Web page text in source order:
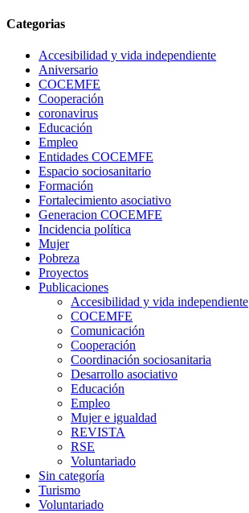
Categorias
Accesibilidad y vida independiente
Aniversario
COCEMFE
Cooperación
coronavirus
Educación
Empleo
Entidades COCEMFE
Espacio sociosanitario
Formación
Fortalecimiento asociativo
Generacion COCEMFE
Incidencia política
Mujer
Pobreza
Proyectos
Publicaciones
Accesibilidad y vida independiente
COCEMFE
Comunicación
Cooperación
Coordinación sociosanitaria
Desarrollo asociativo
Educación
Empleo
Mujer e igualdad
REVISTA
RSE
Voluntariado
Sin categoría
Turismo
Voluntariado